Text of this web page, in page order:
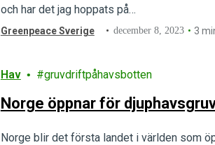
och har det jag hoppats på…
Greenpeace Sverige december 8, 2023 3
Hav gruvdriftpåhavsbotten
Norge öppnar för
Norge blir det första landet i världen som